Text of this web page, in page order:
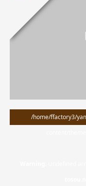
/home/ffactory3/